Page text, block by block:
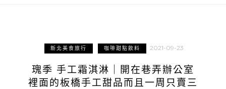
新北美食旅行 咖啡甜點飲料 2021-09-23
瑰季 手工霜淇淋｜開在巷弄辦公室
裡面的板橋手工甜品而且一周只賣三